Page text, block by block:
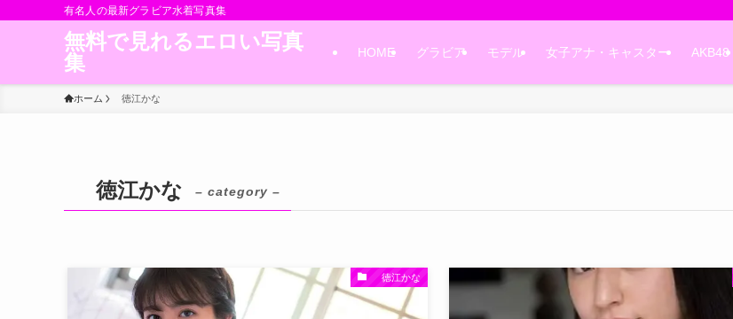
有名人の最新グラビア水着写真集
無料で見れるエロい写真
集
HOME グラビア モデル 女子アナ・キャスター AKB48
ホーム 徳江かな
徳江かな – category –
徳江かな